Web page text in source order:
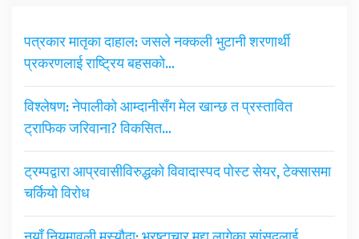
पत्रकार मातृका दाहाल: जसले नक्कली भुटानी शरणार्थी
प्रकरणलाई राष्ट्रिय बहसको…
विश्लेषण: नेपालीको आम्दानीसँग मेल खान्छ त प्रस्तावित
ट्राफिक जरिवाना? विकसित…
ट्रम्पद्वारा आप्रवासीविरुद्धको विवादास्पद पोस्ट सेयर, टेक्सासमा
चर्कियो विरोध